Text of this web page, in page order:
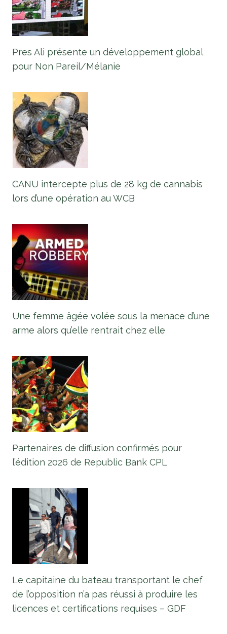
Pres Ali présente un développement global
pour Non Pareil/Mélanie
CANU intercepte plus de 28 kg de cannabis
lors d’une opération au WCB
Une femme âgée volée sous la menace d’une
arme alors qu’elle rentrait chez elle
Partenaires de diffusion confirmés pour
l’édition 2026 de Republic Bank CPL
Le capitaine du bateau transportant le chef
de l’opposition n’a pas réussi à produire les
licences et certifications requises – GDF